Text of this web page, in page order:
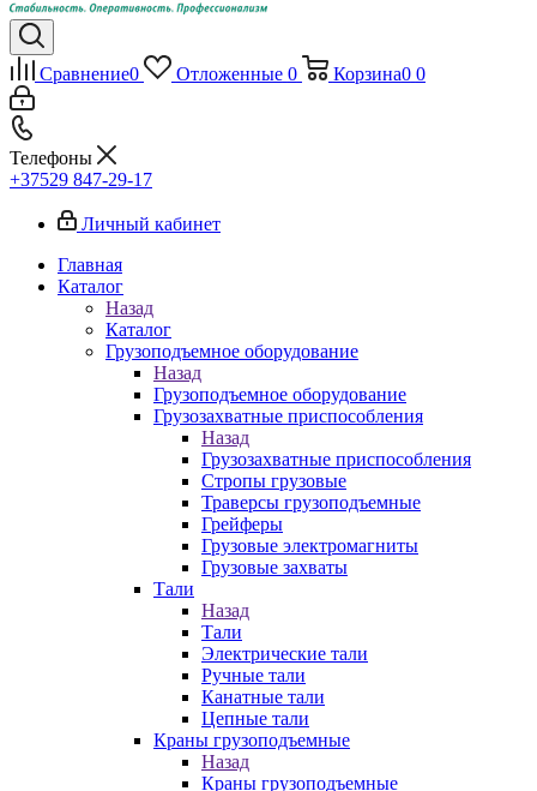
Сравнение0 Отложенные 0 Корзина0 0
Телефоны
+37529 847-29-17‬
Личный кабинет
Главная
Каталог
Назад
Каталог
Грузоподъемное оборудование
Назад
Грузоподъемное оборудование
Грузозахватные приспособления
Назад
Грузозахватные приспособления
Стропы грузовые
Траверсы грузоподъемные
Грейферы
Грузовые электромагниты
Грузовые захваты
Тали
Назад
Тали
Электрические тали
Ручные тали
Канатные тали
Цепные тали
Краны грузоподъемные
Назад
Краны грузоподъемные